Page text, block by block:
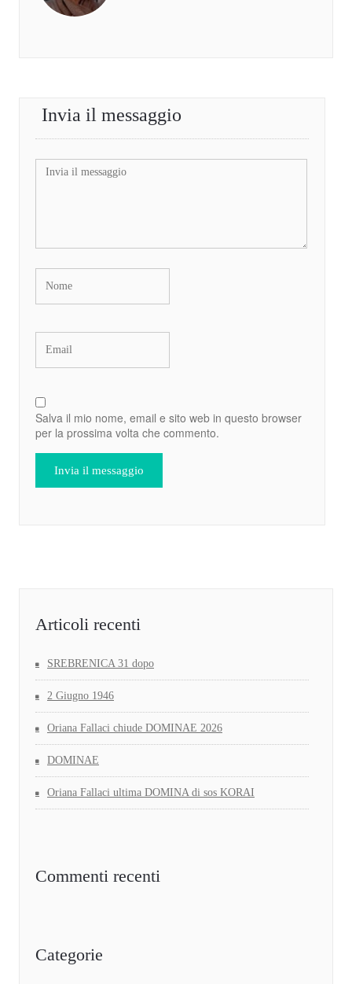
Invia il messaggio
Salva il mio nome, email e sito web in questo browser
per la prossima volta che commento.
Articoli recenti
SREBRENICA 31 dopo
2 Giugno 1946
Oriana Fallaci chiude DOMINAE 2026
DOMINAE
Oriana Fallaci ultima DOMINA di sos KORAI
Commenti recenti
Categorie